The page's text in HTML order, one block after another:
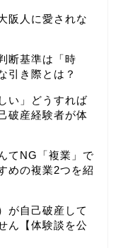
阪人に愛されな
断基準は「時
引き際とは？
い」どうすれば
破産経験者が体
てNG「複業」で
めの複業2つを紹
が自己破産して
ん【体験談を公